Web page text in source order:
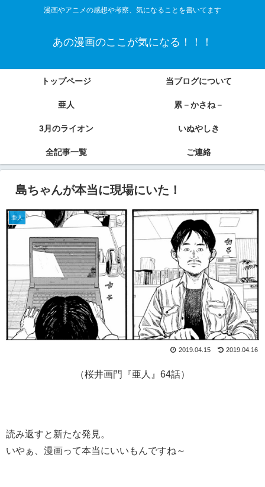
漫画やアニメの感想や考察、気になることを書いてます
あの漫画のここが気になる！！！
トップページ 当ブログについて
亜人 累－かさね－
3月のライオン いぬやしき
全記事一覧 ご連絡
島ちゃんが本当に現場にいた！
亜人
2019.04.16
2019.04.15
（桜井画門『亜人』64話）
読み返すと新たな発見。
いやぁ、漫画って本当にいいもんですね～